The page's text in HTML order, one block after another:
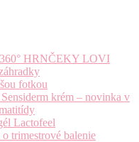
HRNČEKY LOVI
fotkou
krém – novinka v
Lactofeel
trimestrové balenie